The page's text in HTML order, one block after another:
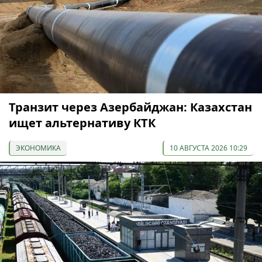
Транзит через Азербайджан: Казахстан
ищет альтернативу КТК
ЭКОНОМИКА 10 АВГУСТА 2026 10:29